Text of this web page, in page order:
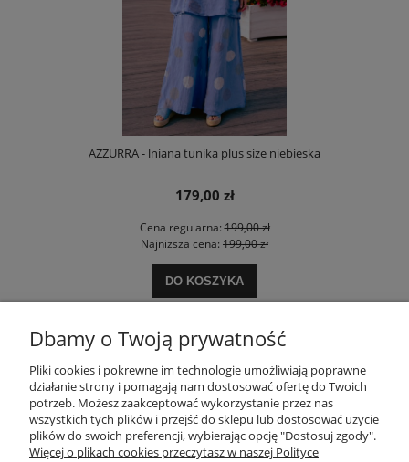
AZZURRA - lniana tunika plus size niebieska
179,00 zł
Cena regularna:199,00 zł
Najniższa cena: 199,00 zł
DO KOSZYKA
POMOC
MOJE KONTO
Dbamy o Twoją prywatność
Pliki cookies i pokrewne im technologie umożliwiają poprawne
działanie strony i pomagają nam dostosować ofertę do Twoich
potrzeb. Możesz zaakceptować wykorzystanie przez nas
wszystkich tych plików i przejść do sklepu lub dostosować użycie
plików do swoich preferencji, wybierając opcję "Dostosuj zgody".
Więcej o plikach cookies przeczytasz w naszej Polityce